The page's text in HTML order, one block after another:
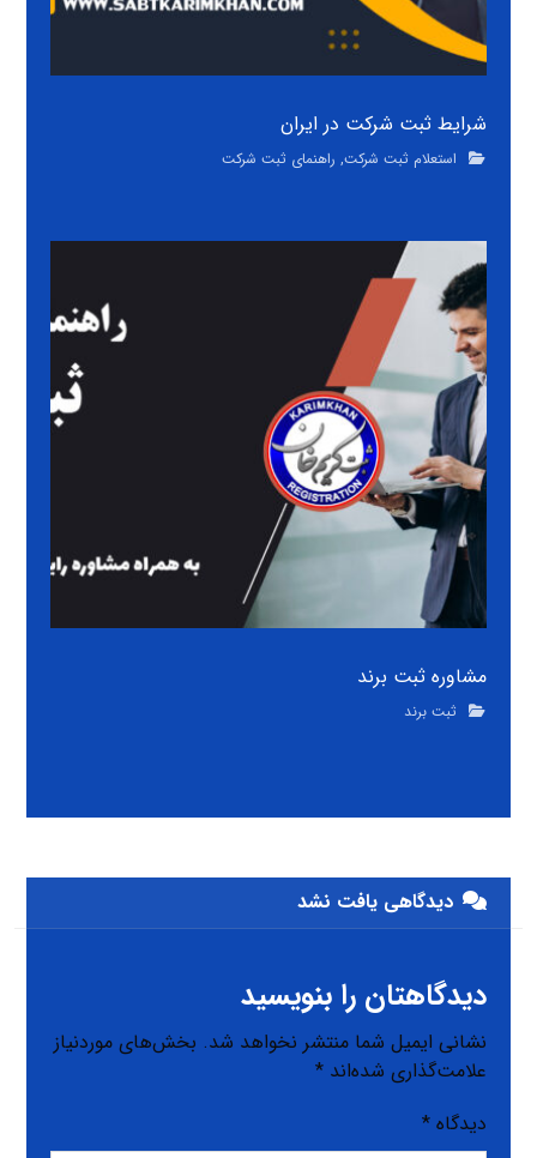
شرایط ثبت شرکت در ایران
استعلام ثبت شرکت, راهنمای ثبت شرکت
مشاوره ثبت برند
ثبت برند
دیدگاهی یافت نشد
دیدگاهتان را بنویسید
نشانی ایمیل شما منتشر نخواهد شد. بخش‌های موردنیاز
علامت‌گذاری شده‌اند*
دیدگاه*